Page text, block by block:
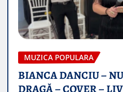
MUZICA POPULARA
BIANCA DANCIU –
DRAGĂ – COVER –